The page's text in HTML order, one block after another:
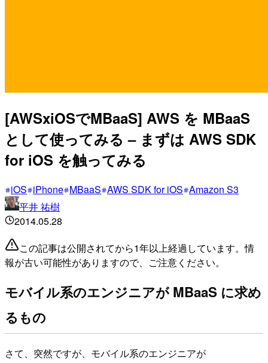
[AWSxiOSでMBaaS] AWS を MBaaS
として使ってみる – まずは AWS SDK
for iOS を触ってみる
iOS iPhone MBaaS AWS SDK for iOS Amazon S3
平井 祐樹
2014.05.28
この記事は公開されてから1年以上経過しています。情
報が古い可能性がありますので、ご注意ください。
モバイル系のエンジニアが MBaaS に求め
るもの
さて、突然ですが、モバイル系のエンジニアが